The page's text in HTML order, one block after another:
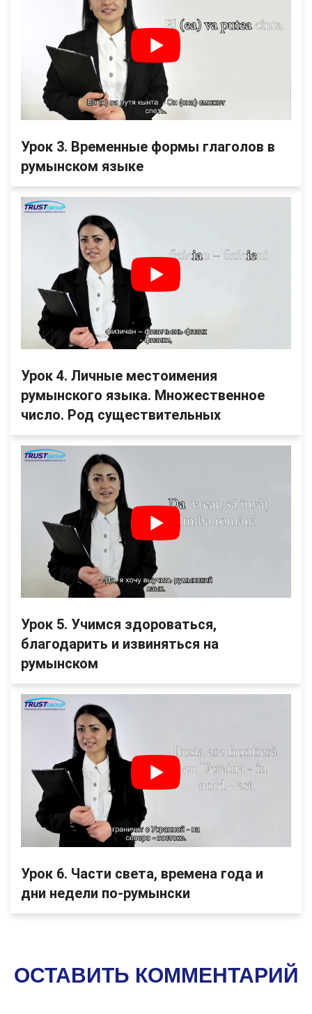
Урок 3. Временные формы глаголов в
румынском языке
Урок 4. Личные местоимения
румынского языка. Множественное
число. Род существительных
Урок 5. Учимся здороваться,
благодарить и извиняться на
румынском
Урок 6. Части света, времена года и
дни недели по-румынски
ОСТАВИТЬ КОММЕНТАРИЙ